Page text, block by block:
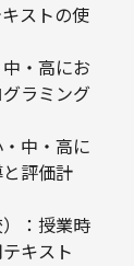
ストの使
・高にお
ラミング
中・高に
評価計
：授業時
キスト